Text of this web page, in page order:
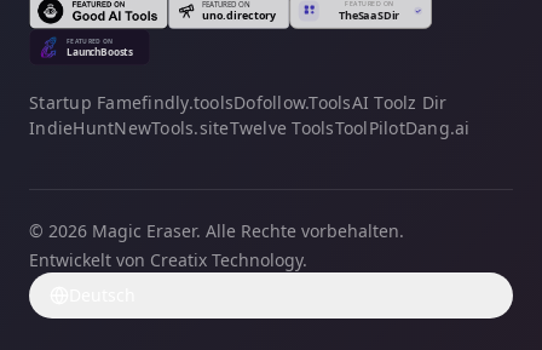
Startup Famefindly.toolsDofollow.ToolsAI Toolz Dir
IndieHuntNewTools.siteTwelve ToolsToolPilotDang.ai
© 2026 Magic Eraser. Alle Rechte vorbehalten.
Entwickelt von Creatix Technology.